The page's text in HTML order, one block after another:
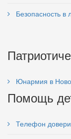
Безопасность в
Юнармия в
Помощь
Телефон